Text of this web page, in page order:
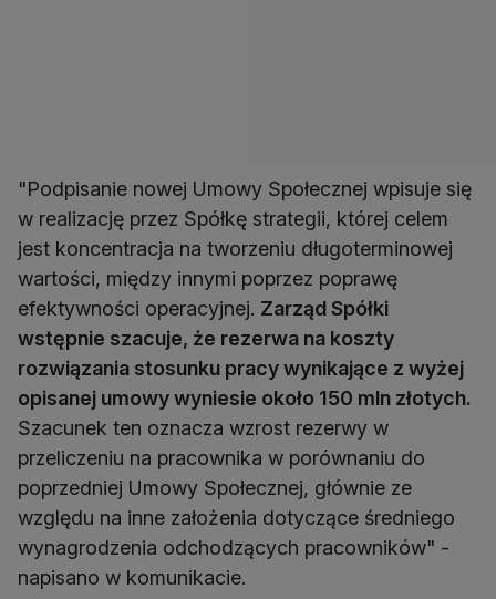
"Podpisanie nowej Umowy Społecznej wpisuje się
w realizację przez Spółkę strategii, której celem
jest koncentracja na tworzeniu długoterminowej
wartości, między innymi poprzez poprawę
efektywności operacyjnej. Zarząd Spółki
wstępnie szacuje, że rezerwa na koszty
rozwiązania stosunku pracy wynikające z wyżej
opisanej umowy wyniesie około 150 mln złotych.
Szacunek ten oznacza wzrost rezerwy w
przeliczeniu na pracownika w porównaniu do
poprzedniej Umowy Społecznej, głównie ze
względu na inne założenia dotyczące średniego
wynagrodzenia odchodzących pracowników" -
napisano w komunikacie.